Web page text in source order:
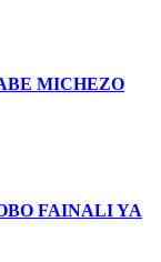
MICHEZO
FAINALI YA